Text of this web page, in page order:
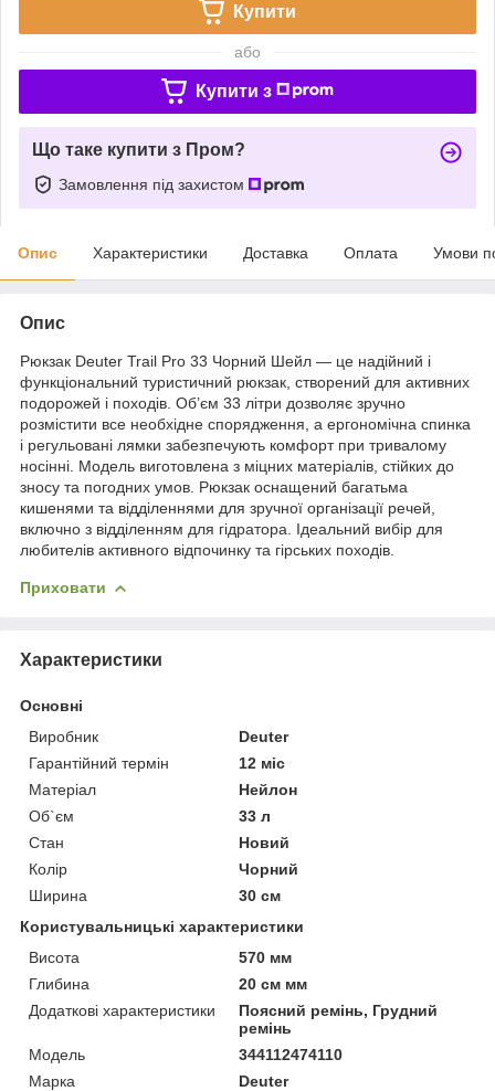
Купити
або
Купити з
Що таке купити з Пром?
Замовлення під захистом
Опис Характеристики Доставка Оплата Умови
Опис
Рюкзак Deuter Trail Pro 33 Чорний Шейл — це надійний і
функціональний туристичний рюкзак, створений для активних
подорожей і походів. Об’єм 33 літри дозволяє зручно
розмістити все необхідне спорядження, а ергономічна спинка
і регульовані лямки забезпечують комфорт при тривалому
носінні. Модель виготовлена з міцних матеріалів, стійких до
зносу та погодних умов. Рюкзак оснащений багатьма
кишенями та відділеннями для зручної організації речей,
включно з відділенням для гідратора. Ідеальний вибір для
любителів активного відпочинку та гірських походів.
Приховати
Характеристики
Основні
Виробник
Deuter
Гарантійний термін
12 міс
Матеріал
Нейлон
Об`єм
33 л
Стан
Новий
Колір
Чорний
Ширина
30 см
Користувальницькі характеристики
Висота
570 мм
Глибина
20 см мм
Додаткові характеристики
Поясний ремінь, Грудний
ремінь
Мoдель
344112474110
Марка
Deuter